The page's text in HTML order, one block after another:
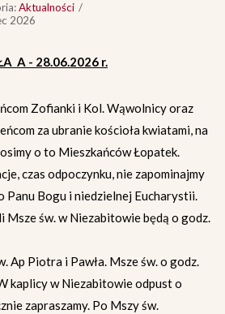
Aktualności
2026
A - 28.06.2026 r.
Zofianki i Kol. Wąwolnicy oraz
za ubranie kościoła kwiatami, na
o to Mieszkańców Łopatek.
czas odpoczynku, nie zapominajmy
Panu Bogu i niedzielnej Eucharystii.
Msze św. w Niezabitowie będą o godz.
Ap Piotra i Pawła. Msze św. o godz.
kaplicy w Niezabitowie odpust o
zapraszamy. Po Mszy św.